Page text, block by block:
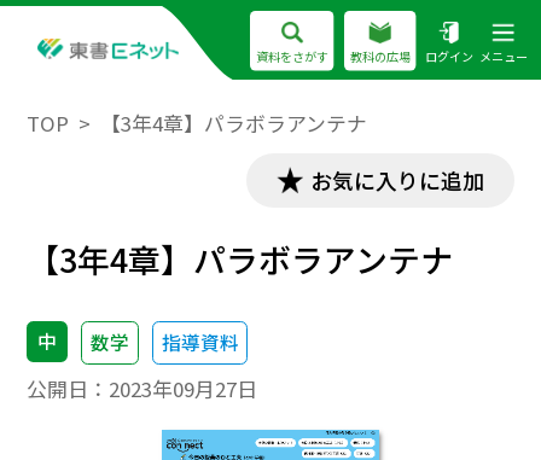
資料をさがす 教科の広場 ログイン メニュー
TOP 【3年4章】パラボラアンテナ
お気に入りに追加
【3年4章】パラボラアンテナ
中 数学 指導資料
公開日： 2023年09月27日